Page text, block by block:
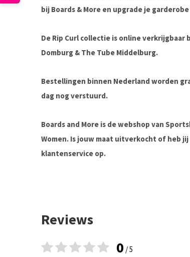
bij Boards & More en upgrade je
De Rip Curl collectie is online
Domburg & The Tube Middelburg.
Bestellingen binnen Nederland worden
dag nog verstuurd.
Boards and More is de webshop van
Women. Is jouw maat uitverkocht of heb
klantenservice op.
Reviews
0 / 5